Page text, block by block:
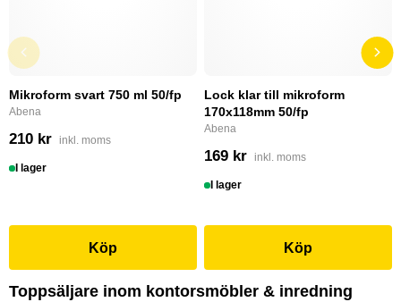
Mikroform svart 750 ml 50/fp
Abena
210 kr inkl. moms
I lager
Köp
Lock klar till mikroform
170x118mm 50/fp
Abena
169 kr inkl. moms
I lager
Köp
Toppsäljare inom kontorsmöbler & inredning